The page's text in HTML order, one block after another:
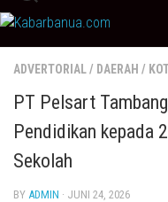
Skip
to
content
ADVERTORIAL/ DAERAH /
PT Pelsart
Pendidikan kepada
Sekolah
BY ADMIN · JUNI 24, 2026